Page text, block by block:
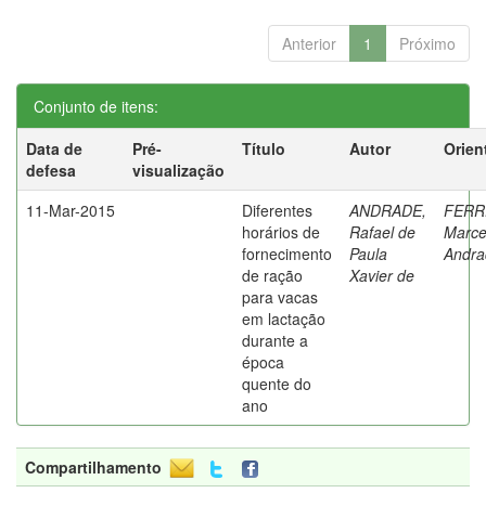
Anterior 1 Próximo
Conjunto de itens:
Data de
defesa
Pré-
visualização
Título Autor
11-Mar-2015
Diferentes
horários de
fornecimento
de ração
para vacas
em lactação
durante a
época
quente do
ano
ANDRADE,
Rafael de
Paula
Xavier de
Compartilhamento